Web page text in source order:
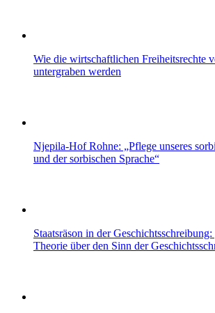
Wie die wirtschaftlichen Freiheitsrechte
untergraben werden
Njepila-Hof Rohne: „Pflege unseres
und der sorbischen Sprache“
Staatsräson in der
Theorie über den Sinn der